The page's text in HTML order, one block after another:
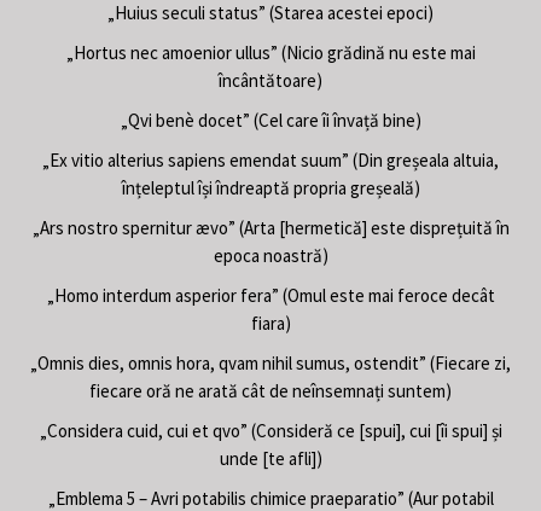
„Huius seculi status” (Starea acestei epoci)
„Hortus nec amoenior ullus” (Nicio grădină nu este mai
încântătoare)
„Qvi benè docet” (Cel care îi învață bine)
„Ex vitio alterius sapiens emendat suum” (Din greșeala altuia,
înțeleptul își îndreaptă propria greșeală)
„Ars nostro spernitur ævo” (Arta [hermetică] este disprețuită în
epoca noastră)
„Homo interdum asperior fera” (Omul este mai feroce decât
fiara)
„Omnis dies, omnis hora, qvam nihil sumus, ostendit” (Fiecare zi,
fiecare oră ne arată cât de neînsemnați suntem)
„Considera cuid, cui et qvo” (Consideră ce [spui], cui [îi spui] și
unde [te afli])
„Emblema 5 – Avri potabilis chimice praeparatio” (Aur potabil